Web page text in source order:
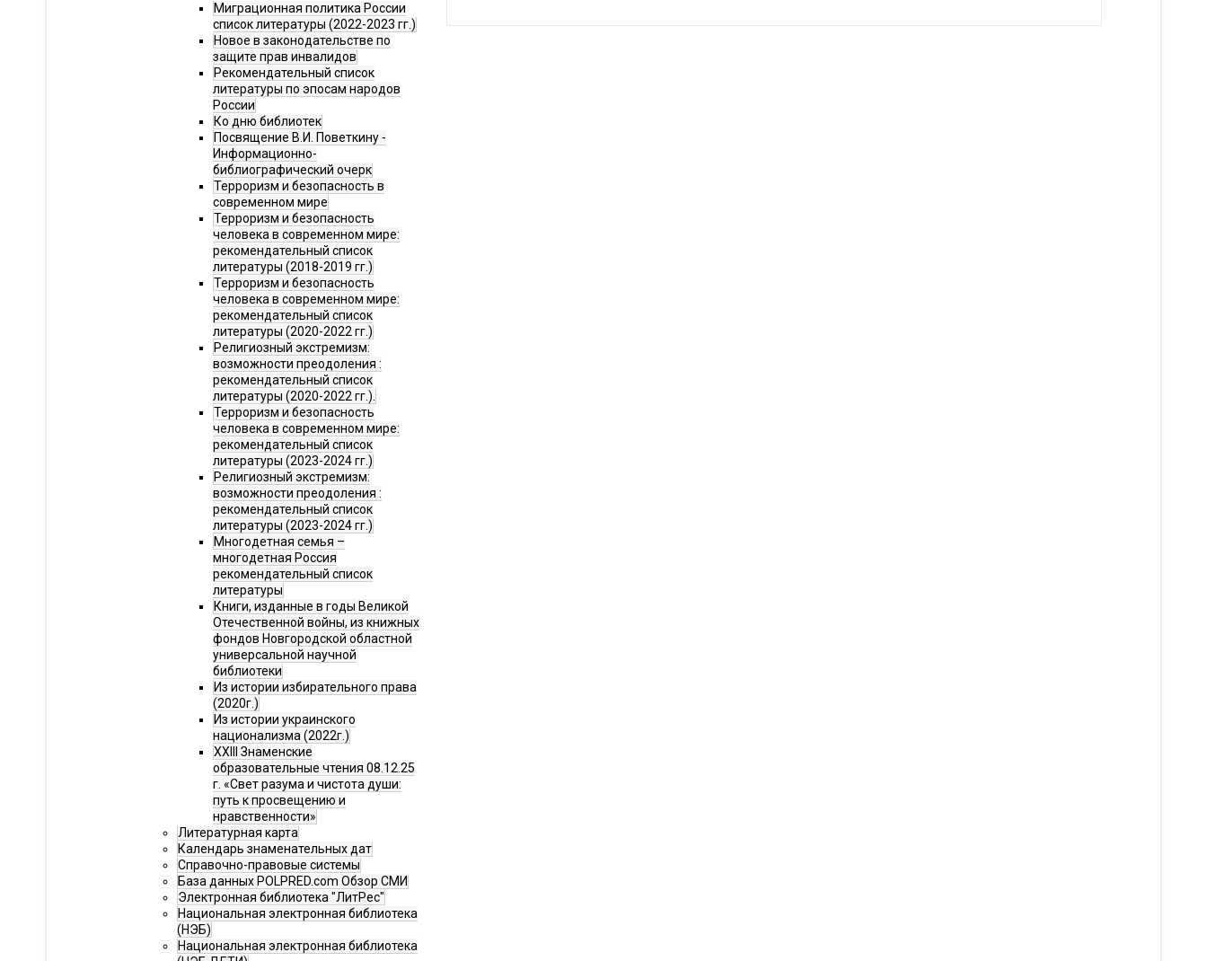
Миграционная политика России
список литературы (2022-2023 гг.)
Новое в законодательстве по
защите прав инвалидов
Рекомендательный список
литературы по эпосам народов
России
Ко дню библиотек
Посвящение В.И. Поветкину -
Информационно-
библиографический очерк
Терроризм и безопасность в
современном мире
Терроризм и безопасность
человека в современном мире:
рекомендательный список
литературы (2018-2019 гг.)
Терроризм и безопасность
человека в современном мире:
рекомендательный список
литературы (2020-2022 гг.)
Религиозный экстремизм:
возможности преодоления :
рекомендательный список
литературы (2020-2022 гг.).
Терроризм и безопасность
человека в современном мире:
рекомендательный список
литературы (2023-2024 гг.)
Религиозный экстремизм:
возможности преодоления :
рекомендательный список
литературы (2023-2024 гг.)
Многодетная семья –
многодетная Россия
рекомендательный список
литературы
Книги, изданные в годы Великой
Отечественной войны, из книжных
фондов Новгородской областной
универсальной научной
библиотеки
Из истории избирательного права
(2020г.)
Из истории украинского
национализма (2022г.)
XXIII Знаменские
образовательные чтения 08.12.25
г. «Свет разума и чистота души:
путь к просвещению и
нравственности»
Литературная карта
Календарь знаменательных дат
Справочно-правовые системы
База данных POLPRED.com Обзор СМИ
Электронная библиотека "ЛитРес"
Национальная электронная библиотека
(НЭБ)
Национальная электронная библиотека